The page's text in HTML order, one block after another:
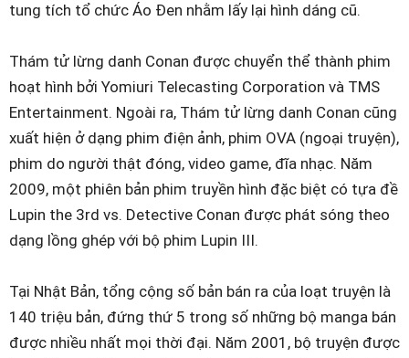
tung tích tổ chức Áo Đen nhằm lấy lại hình dáng cũ.
Thám tử lừng danh Conan được chuyển thể thành phim
hoạt hình bởi Yomiuri Telecasting Corporation và TMS
Entertainment. Ngoài ra, Thám tử lừng danh Conan cũng
xuất hiện ở dạng phim điện ảnh, phim OVA (ngoại truyện),
phim do người thật đóng, video game, đĩa nhạc. Năm
2009, một phiên bản phim truyền hình đặc biệt có tựa đề
Lupin the 3rd vs. Detective Conan được phát sóng theo
dạng lồng ghép với bộ phim Lupin III.
Tại Nhật Bản, tổng cộng số bản bán ra của loạt truyện là
140 triệu bản, đứng thứ 5 trong số những bộ manga bán
được nhiều nhất mọi thời đại. Năm 2001, bộ truyện được